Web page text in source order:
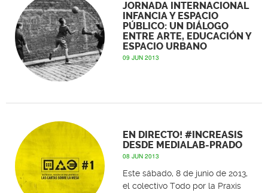
JORNADA INTERNACIONAL
INFANCIA Y ESPACIO
PÚBLICO: UN DIÁLOGO
ENTRE ARTE, EDUCACIÓN Y
ESPACIO URBANO
09 JUN 2013
EN DIRECTO! #INCREASIS
DESDE MEDIALAB-PRADO
08 JUN 2013
Este sábado, 8 de junio de 2013,
el colectivo Todo por la Praxis